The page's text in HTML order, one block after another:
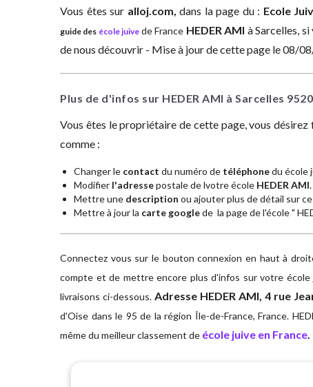
Vous êtes sur alloj.com,dans la page du : Ecole
guide des école juive de France HEDER AMI àSarcelles,
de nous découvrir - Mise à jour de cette page le 08/
Plus de d'infos sur HEDER AMI à Sarcelles
Vous êtes le propriétaire de cette page, vous
comme :
Changer le contact du numéro de téléphonedu école
Modifier l'adressepostale de lvotre école HEDER AMI.
Mettre une description ou ajouter plus de détail sur
Mettre à jour la carte googlede la page de l'école "
Connectez vous sur le bouton connexion en haut à
compte et de mettre encore plus d'infos sur votre école
livraisons ci-dessous. Adresse HEDER AMI, 4 rue
d'Oise dans le 95 de la région Île-de-France, France.
même du meilleur classement de école juive en France.